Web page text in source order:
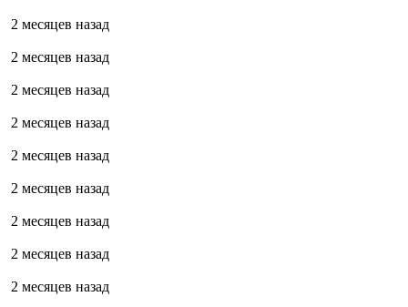
2 месяцев назад
2 месяцев назад
2 месяцев назад
2 месяцев назад
2 месяцев назад
2 месяцев назад
2 месяцев назад
2 месяцев назад
2 месяцев назад